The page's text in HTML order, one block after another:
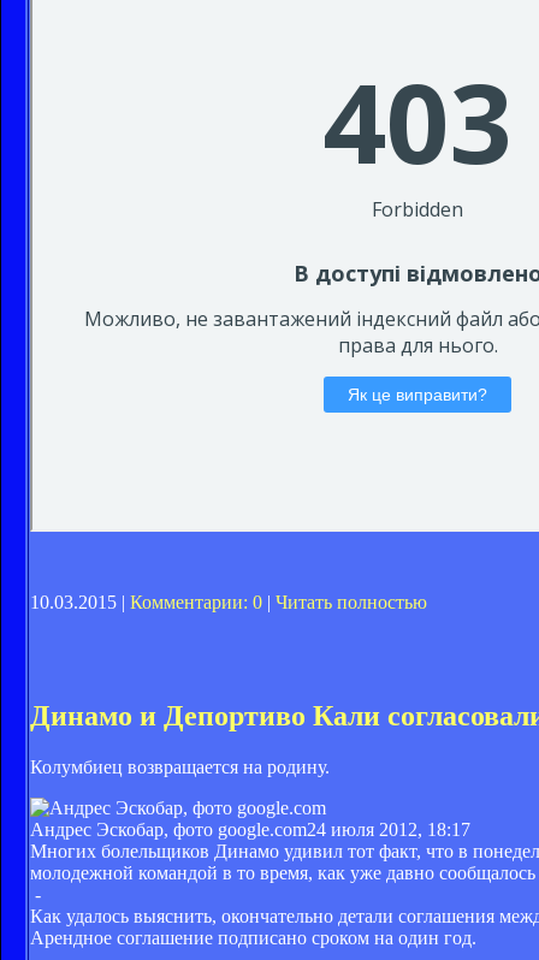
10.03.2015 | Комментарии: 0 | Читать полностью
Динамо и Депортиво Кали
Колумбиец возвращается на родину.
Андрес Эскобар, фото google.com24 июля 2012, 18:17
Многих болельщиков Динамо удивил тот факт, что в
молодежной командой в то время, как уже давно
-
Как удалось выяснить, окончательно детали соглашения
Арендное соглашение подписано сроком на один год.